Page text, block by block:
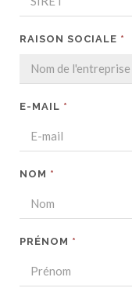
RAISON SOCIALE *
E-MAIL *
NOM *
PRÉNOM *